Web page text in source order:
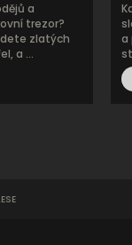
a
trezor?
zlatých
a ...
a